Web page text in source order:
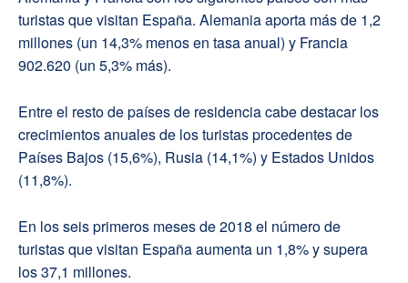
turistas que visitan España. Alemania aporta más de 1,2
millones (un 14,3% menos en tasa anual) y Francia
902.620 (un 5,3% más).
Entre el resto de países de residencia cabe destacar los
crecimientos anuales de los turistas procedentes de
Países Bajos (15,6%), Rusia (14,1%) y Estados Unidos
(11,8%).
En los seis primeros meses de 2018 el número de
turistas que visitan España aumenta un 1,8% y supera
los 37,1 millones.